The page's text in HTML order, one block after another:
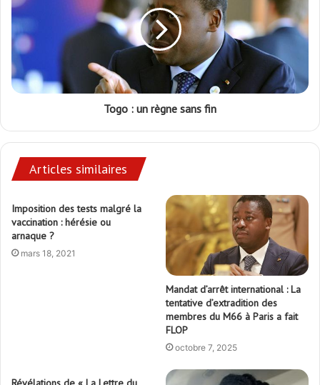
Togo : un règne sans fin
Articles similaires
Imposition des tests malgré la
vaccination : hérésie ou
arnaque ?
mars 18, 2021
Mandat d’arrêt international : La
tentative d’extradition des
membres du M66 à Paris a fait
FLOP
octobre 7, 2025